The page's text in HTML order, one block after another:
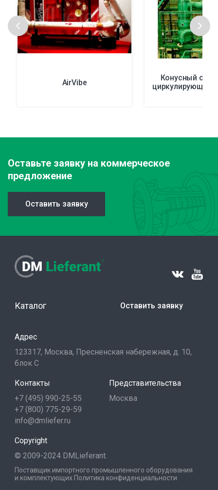
AirVibe Конусный
циркулирующим
Оставьте заявку на коммерческое
предложение
Оставить заявку
Каталог Оставить заявку
Адрес
123317, Москва, Пресненская набережная, д. 10,
блок С
Контакты
+7 (495) 990-25-55
+7 (800) 775-29-59
info@dmliefer.ru
Представительства
Москва
Copyright
© 2009-2024 DMLieferant.
Поставщик импортного промышленного оборудования
и комплектующих Политика конфиденциальности